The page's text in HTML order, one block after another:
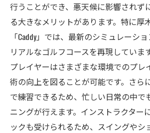
行うことができ、悪天候に影響されず
る大きなメリットがあります。特に厚
「Caddy」では、最新のシミュレーシ
リアルなゴルフコースを再現していま
プレイヤーはさまざまな環境でのプレ
術の向上を図ることが可能です。さら
で練習できるため、忙しい日常の中で
ニングが行えます。インストラクター
ックも受けられるため、スイングやシ